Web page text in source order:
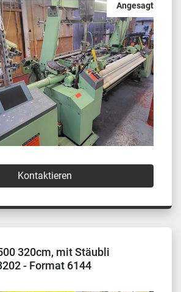
Angesagt
Kontaktieren
320cm, mit Stäubli
- Format 6144